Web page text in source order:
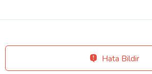
Hata Bildir